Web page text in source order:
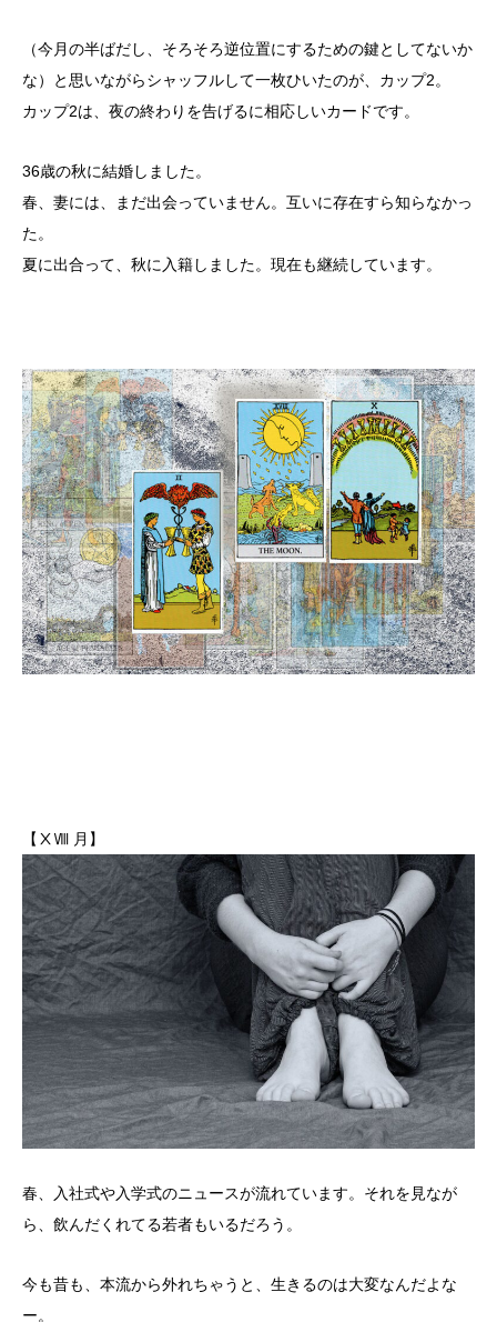
（今月の半ばだし、そろそろ逆位置にするための鍵としてないか
な）と思いながらシャッフルして一枚ひいたのが、カップ2。
カップ2は、夜の終わりを告げるに相応しいカードです。
36歳の秋に結婚しました。
春、妻には、まだ出会っていません。互いに存在すら知らなかっ
た。
夏に出合って、秋に入籍しました。現在も継続しています。
【ⅩⅧ 月】
春、入社式や入学式のニュースが流れています。それを見なが
ら、飲んだくれてる若者もいるだろう。
今も昔も、本流から外れちゃうと、生きるのは大変なんだよな
ー。